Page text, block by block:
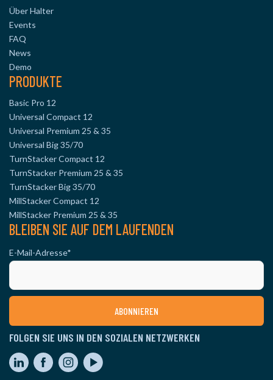
Über Halter
Events
FAQ
News
Demo
PRODUKTE
Basic Pro 12
Universal Compact 12
Universal Premium 25 & 35
Universal Big 35/70
TurnStacker Compact 12
TurnStacker Premium 25 & 35
TurnStacker Big 35/70
MillStacker Compact 12
MillStacker Premium 25 & 35
BLEIBEN SIE AUF DEM LAUFENDEN
E-Mail-Adresse*
FOLGEN SIE UNS IN DEN SOZIALEN NETZWERKEN